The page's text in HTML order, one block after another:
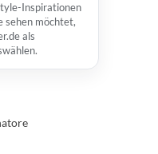
Inspirationen
sehen möchtet,
als